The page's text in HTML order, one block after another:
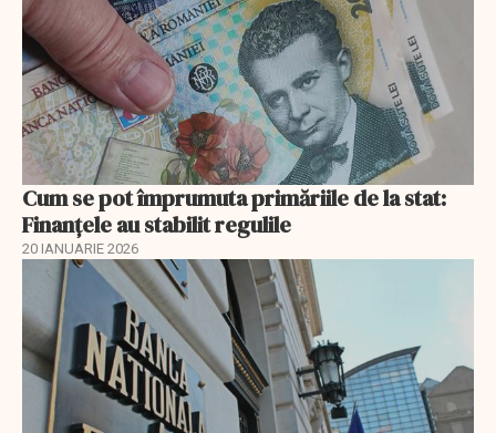
Cum se pot împrumuta primăriile de la stat:
Finanțele au stabilit regulile
20 IANUARIE 2026